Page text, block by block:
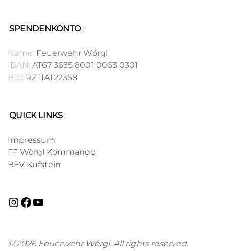
SPENDENKONTO :
Name: Feuerwehr Wörgl
IBAN: AT67 3635 8001 0063 0301
BIC: RZTIAT22358
QUICK LINKS :
Impressum
FF Wörgl Kommando
BFV Kufstein
Instagram
Facebook
© 2026 Feuerwehr Wörgl. All rights reserved.